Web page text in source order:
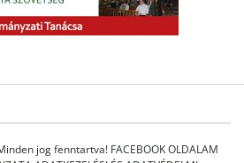
jog fenntartva! FACEBOOK OLDALAM